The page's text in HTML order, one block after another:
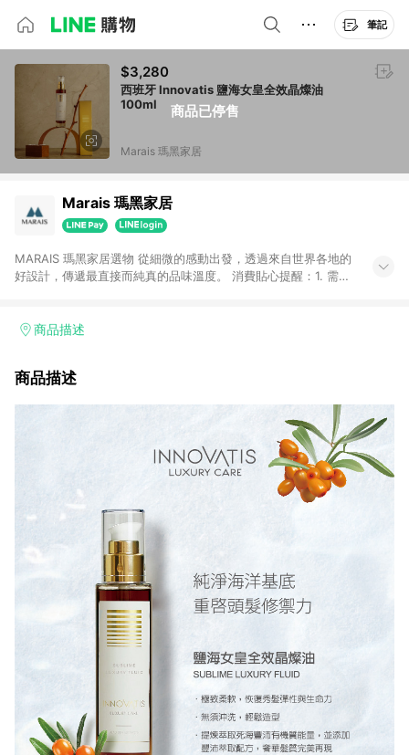
筆記
商品已停售
$3,280
西班牙 Innovatis 鹽海女皇全效晶燦油
100ml
Marais 瑪黑家居
Marais 瑪黑家居
MARAIS 瑪黑家居選物 從細微的感動出發，透過來自世界各地的
好設計，傳遞最直接而純真的品味溫度。 消費貼心提醒：1. 需透
APP下單，將不符合贈點資格。 3. 點數將於出貨後60天前後發
商品描述
商品描述